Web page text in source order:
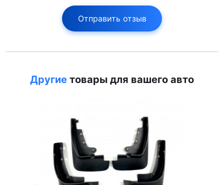
Отправить отзыв
Другие товары для вашего авто